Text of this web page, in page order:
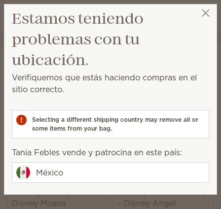
Lista de
Ver el carrito
Tania Febles Obtener un enlace de beneficios
Peluche
Con amigos para abrazar y fragancias fabulosas,
sonreír.
26 Resultados
Filter
Nuevo
Disney Moana
– Disney Angel
Estamos teniendo
problemas con tu
ubicación.
Verifiquemos que estás haciendo compras en el
sitio correcto.
Selecting a different shipping country may remove all or
some items from your bag.
Tania Febles vende y patrocina en este país:
México